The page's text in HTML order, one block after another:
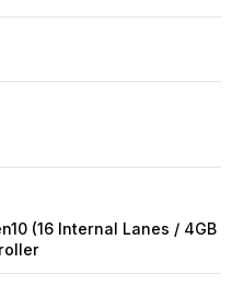
(16 Internal Lanes / 4GB